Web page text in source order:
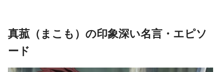
真菰（まこも）の印象深い名言・エピソ
ード